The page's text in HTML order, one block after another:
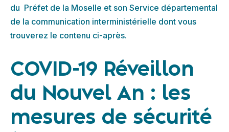
du Préfet de la Moselle et son Service départemental
de la communication interministérielle dont vous
trouverez le contenu ci-après.
COVID-19 Réveillon
du Nouvel An : les
mesures de sécurité